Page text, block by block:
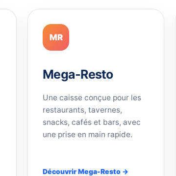
MR
Mega-Resto
Une caisse conçue pour les
restaurants, tavernes,
snacks, cafés et bars, avec
une prise en main rapide.
Découvrir Mega-Resto →